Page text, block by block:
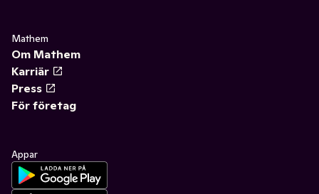
Mathem
Om Mathem
Karriär
Press
För företag
Appar